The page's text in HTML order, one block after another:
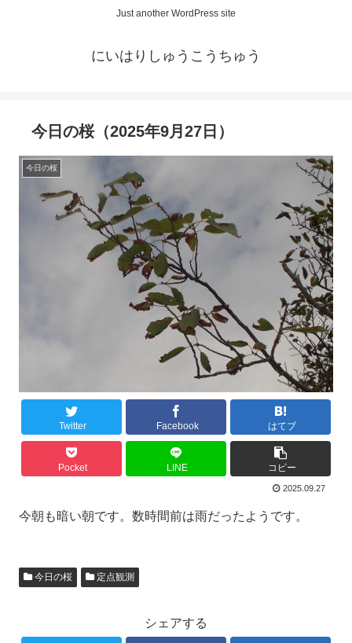
Just another WordPress site
にいはりしゅうこうちゅう
今日の桜（2025年9月27日）
今日の桜
Twitter Facebook はてブ
Pocket LINE コピー
2025.09.27
今朝も暗い朝です。数時間前は雨だったようです。
今日の桜 定点観測
シェアする